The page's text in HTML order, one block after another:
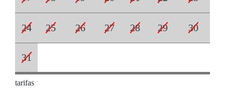
24 25 26 27 28 29 30
31
tarifas